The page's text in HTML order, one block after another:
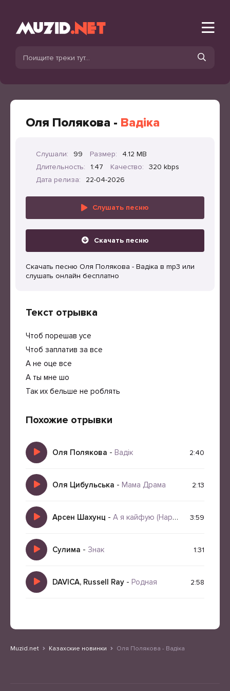
Оля Полякова - Вадіка
Слушали: 99 Размер:
4.12 MB
Длительность:
1:47 Качество:
320 kbps
Дата релиза:
22-04-2026
Слушать песню
Скачать песню
Скачать песню Оля Полякова - Вадіка в mp3 или
слушать онлайн бесплатно
Текст отрывка
Чтоб порешав усе
Чтоб заплатив за все
А не оце все
А ты мне шо
Так их бельше не роблять
Похожие отрывки
Оля Полякова - Вадік 2:40
Оля Цибульська - Мама Драма 2:13
Арсен Шахунц - А я кайфую (Happy Gregory, Jazz Cover Remix) 3:59
Сулима - Знак 1:31
DAVICA, Russell Ray - Родная 2:58
Muzid.net Казахские новинки Оля Полякова - Вадіка